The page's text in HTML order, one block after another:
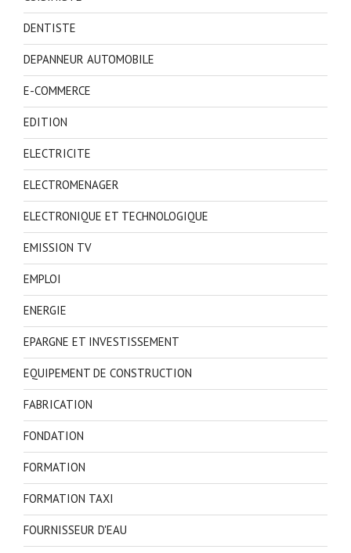
DENTISTE
DEPANNEUR AUTOMOBILE
E-COMMERCE
EDITION
ELECTRICITE
ELECTROMENAGER
ELECTRONIQUE ET TECHNOLOGIQUE
EMISSION TV
EMPLOI
ENERGIE
EPARGNE ET INVESTISSEMENT
EQUIPEMENT DE CONSTRUCTION
FABRICATION
FONDATION
FORMATION
FORMATION TAXI
FOURNISSEUR D'EAU